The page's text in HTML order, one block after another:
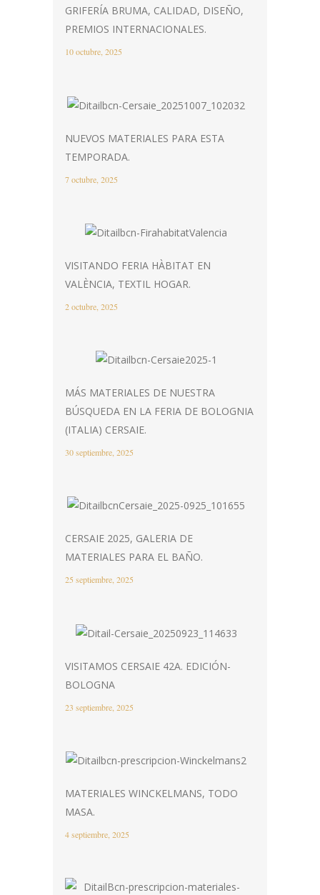
GRIFERÍA BRUMA, CALIDAD, DISEÑO,
PREMIOS INTERNACIONALES.
10 octubre, 2025
NUEVOS MATERIALES PARA ESTA
TEMPORADA.
7 octubre, 2025
VISITANDO FERIA HÀBITAT EN
VALÈNCIA, TEXTIL HOGAR.
2 octubre, 2025
MÁS MATERIALES DE NUESTRA
BÚSQUEDA EN LA FERIA DE BOLOGNIA
(ITALIA) CERSAIE.
30 septiembre, 2025
CERSAIE 2025, GALERIA DE
MATERIALES PARA EL BAÑO.
25 septiembre, 2025
VISITAMOS CERSAIE 42A. EDICIÓN-
BOLOGNA
23 septiembre, 2025
MATERIALES WINCKELMANS, TODO
MASA.
4 septiembre, 2025